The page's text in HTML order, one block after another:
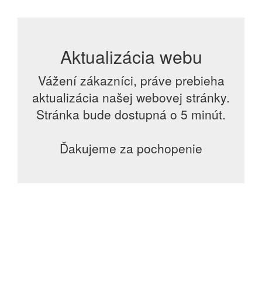
Aktualizácia webu
Vážení zákazníci, práve prebieha
aktualizácia našej webovej stránky.
Stránka bude dostupná o 5 minút.
Ďakujeme za pochopenie